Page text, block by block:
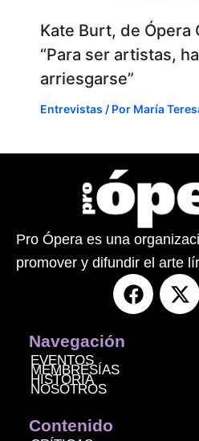
Kate Burt, de Ópera
“Para ser artistas,
arriesgarse”
Entrevistas / Por María
Pro Ópera es una
promover y difundir el arte
F
a
X
-
Navegación
EVENTOS
MEMBRESÍAS
HISTORIA
NOSOTROS
Contenido